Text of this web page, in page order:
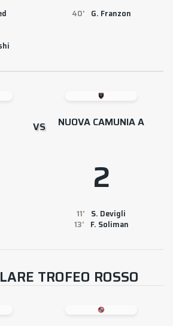
40 G. Franzon
VS NUOVA CAMUNIA A
2
11
S. Devigli
13
F. Soliman
TROFEO ROSSO